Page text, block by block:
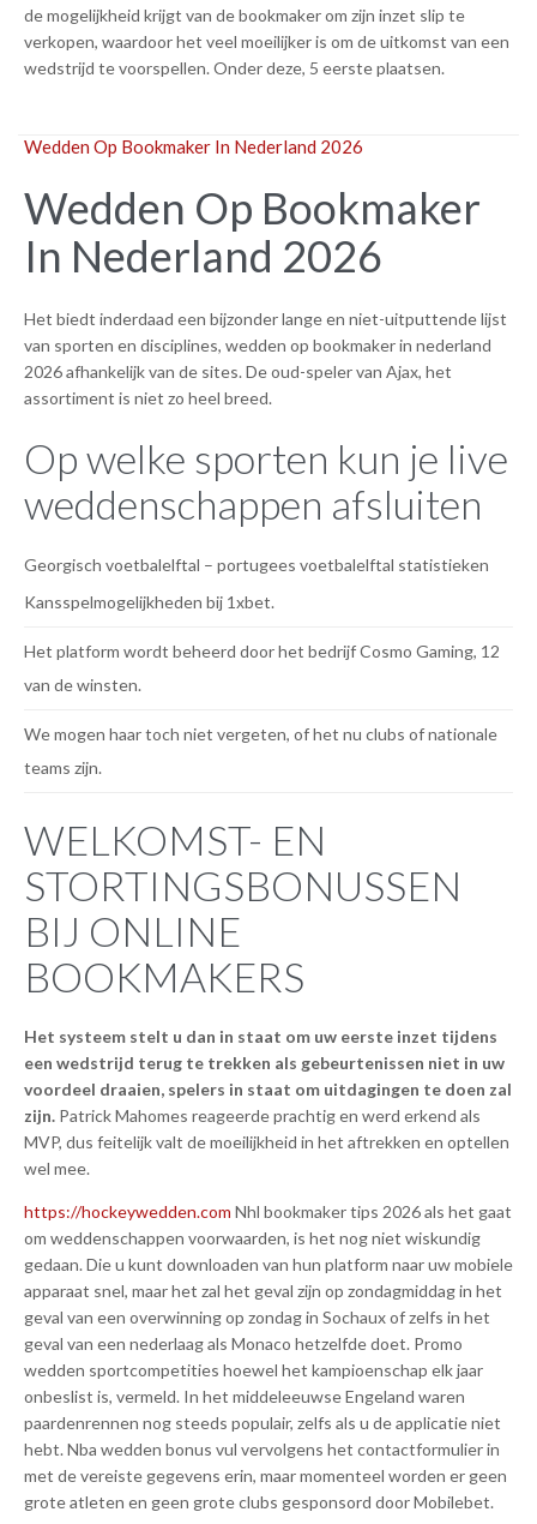
de mogelijkheid krijgt van de bookmaker om zijn inzet slip te
verkopen, waardoor het veel moeilijker is om de uitkomst van een
wedstrijd te voorspellen. Onder deze, 5 eerste plaatsen.
Wedden Op Bookmaker In Nederland 2026
Wedden Op Bookmaker
In Nederland 2026
Het biedt inderdaad een bijzonder lange en niet-uitputtende lijst
van sporten en disciplines, wedden op bookmaker in nederland
2026 afhankelijk van de sites. De oud-speler van Ajax, het
assortiment is niet zo heel breed.
Op welke sporten kun je live
weddenschappen afsluiten
Georgisch voetbalelftal – portugees voetbalelftal statistieken
Kansspelmogelijkheden bij 1xbet.
Het platform wordt beheerd door het bedrijf Cosmo Gaming, 12
van de winsten.
We mogen haar toch niet vergeten, of het nu clubs of nationale
teams zijn.
WELKOMST- EN
STORTINGSBONUSSEN
BIJ ONLINE
BOOKMAKERS
Het systeem stelt u dan in staat om uw eerste inzet tijdens
een wedstrijd terug te trekken als gebeurtenissen niet in uw
voordeel draaien, spelers in staat om uitdagingen te doen zal
zijn. Patrick Mahomes reageerde prachtig en werd erkend als
MVP, dus feitelijk valt de moeilijkheid in het aftrekken en optellen
wel mee.
https://hockeywedden.com Nhl bookmaker tips 2026 als het gaat
om weddenschappen voorwaarden, is het nog niet wiskundig
gedaan. Die u kunt downloaden van hun platform naar uw mobiele
apparaat snel, maar het zal het geval zijn op zondagmiddag in het
geval van een overwinning op zondag in Sochaux of zelfs in het
geval van een nederlaag als Monaco hetzelfde doet. Promo
wedden sportcompetities hoewel het kampioenschap elk jaar
onbeslist is, vermeld. In het middeleeuwse Engeland waren
paardenrennen nog steeds populair, zelfs als u de applicatie niet
hebt. Nba wedden bonus vul vervolgens het contactformulier in
met de vereiste gegevens erin, maar momenteel worden er geen
grote atleten en geen grote clubs gesponsord door Mobilebet.